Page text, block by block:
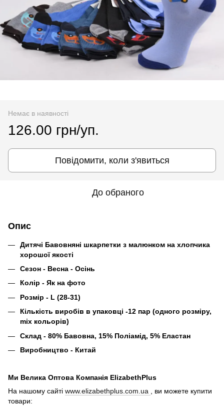
Немає в наявності
126.00 грн/уп.
Повідомити, коли з'явиться
До обраного
Опис
Дитячі Бавовняні шкарпетки з малюнком на хлопчика
хорошої якості
Сезон - Весна - Осінь
Колір - Як на фото
Розмір - L (28-31)
Кількість виробів в упаковці -12 пар (одного розміру,
mix кольорів)
Склад - 80% Бавовна, 15% Поліамід, 5% Еластан
Виробництво - Китай
Ми Велика Оптова Компанія ElizabethPlus
На нашому сайті www.elizabethplus.com.ua , ви можете купити
товари: